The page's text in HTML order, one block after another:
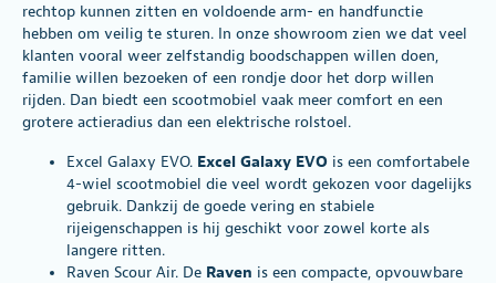
rechtop kunnen zitten en voldoende arm- en handfunctie
hebben om veilig te sturen. In onze showroom zien we dat veel
klanten vooral weer zelfstandig boodschappen willen doen,
familie willen bezoeken of een rondje door het dorp willen
rijden. Dan biedt een scootmobiel vaak meer comfort en een
grotere actieradius dan een elektrische rolstoel.
Excel Galaxy EVO. Excel Galaxy EVO is een comfortabele
4-wiel scootmobiel die veel wordt gekozen voor dagelijks
gebruik. Dankzij de goede vering en stabiele
rijeigenschappen is hij geschikt voor zowel korte als
langere ritten.
Raven Scour Air. De Raven is een compacte, opvouwbare